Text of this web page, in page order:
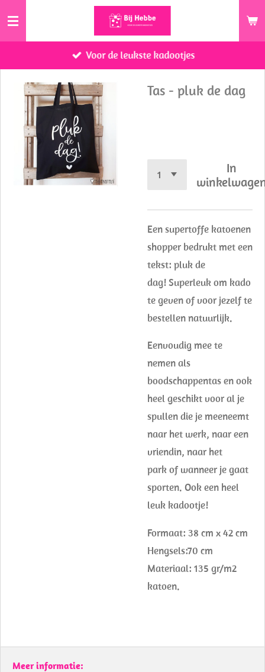
Ga
de
hoofdinhoud
Voor de leukste kadootjes
Tas - pluk de dag
In
Een supertoffe katoenen
shopper bedrukt met een
tekst: pluk de
dag! Superleuk om kado
te geven of voor jezelf te
bestellen natuurlijk.
Eenvoudig mee te
nemen als
boodschappentas en ook
heel geschikt voor al je
spullen die je meeneemt
naar het werk, naar een
vriendin, naar het
park of wanneer je gaat
sporten. Ook een heel
leuk kadootje!
Formaat: 38 cm x 42 cm
Hengsels:70 cm
Materiaal: 135 gr/m2
katoen.
Meer informatie: